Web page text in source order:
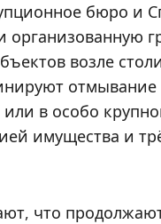
бюро и
организованную
возле
в особо
имущества и
что